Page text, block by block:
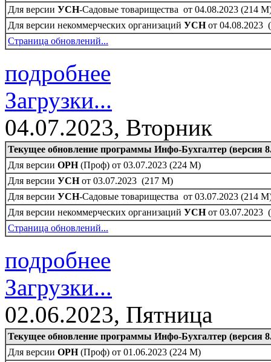
Для версии УСН-Садовые товарищества от 04.08.2023 (214
Для версии некоммерческих организаций УСНот 04.08.2023
Страница обновлений...
подробнее
Загрузки...
04.07.2023, Вторник
Текущее обновление программы Инфо-Бухгалтер (версия
Для версии ОРН(Проф) от 03.07.2023 (224 M)
Для версии УСНот 03.07.2023 (217 M)
Для версии УСН-Садовые товарищества от 03.07.2023 (214
Для версии некоммерческих организаций УСНот 03.07.2023
Страница обновлений...
подробнее
Загрузки...
02.06.2023, Пятница
Текущее обновление программы Инфо-Бухгалтер (версия
Для версии ОРН(Проф) от 01.06.2023 (224 M)